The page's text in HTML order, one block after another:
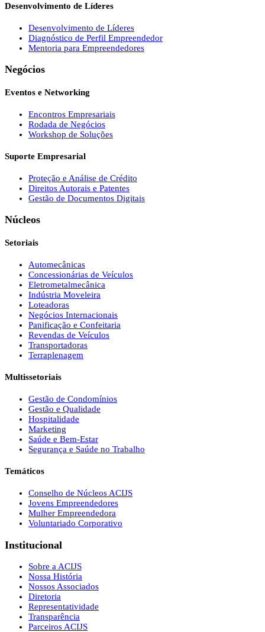
Desenvolvimento de Líderes
Desenvolvimento de Líderes
Diagnóstico de Perfil Empreendedor
Mentoria para Empreendedores
Negócios
Eventos e Networking
Encontros Empresariais
Rodada de Negócios
Workshop de Soluções
Suporte Empresarial
Proteção e Análise de Crédito
Direitos Autorais e Patentes
Gestão de Documentos Digitais
Núcleos
Setoriais
Automecânicas
Concessionárias de Veículos
Eletrometalmecânica
Indústria Moveleira
Loteadoras
Negócios Internacionais
Panificação e Confeitaria
Revendas de Veículos
Transportadoras
Terraplenagem
Multissetoriais
Gestão de Condomínios
Gestão e Qualidade
Hospitalidade
Marketing
Saúde e Bem-Estar
Segurança e Saúde no Trabalho
Temáticos
Conselho de Núcleos ACIJS
Jovens Empreendedores
Mulher Empreendedora
Voluntariado Corporativo
Institucional
Sobre a ACIJS
Nossa História
Nossos Associados
Diretoria
Representatividade
Transparência
Parceiros ACIJS